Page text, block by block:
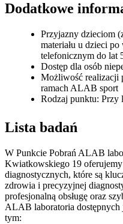
Dodatkowe
Przyjazny dzieciom
materiału u dzieci
telefonicznym do lat
Dostęp dla osób
Możliwość realizacji
ramach ALAB sport
Rodzaj punktu: Przy
Lista badań
W Punkcie Pobrań ALAB
Kwiatkowskiego 19 oferujemy
diagnostycznych, które są
zdrowia i precyzyjnej
profesjonalną obsługę oraz
ALAB laboratoria dostępnych
tym: